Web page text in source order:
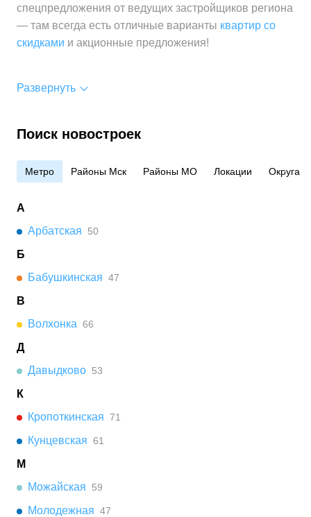
спецпредложения от ведущих застройщиков региона
— там всегда есть отличные варианты квартир со
скидками и акционные предложения!
Развернуть
Поиск новостроек
Метро Районы Мск Районы МО Локации Округа
А
Арбатская
50
Б
Бабушкинская 47
В
Волхонка 66
Д
Давыдково 53
К
Кропоткинская 71
Кунцевская 61
М
Можайская
59
Молодежная 47